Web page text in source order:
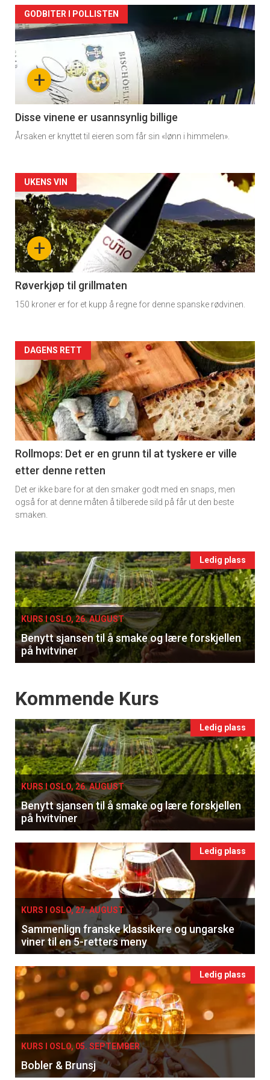
×
Få ukentlige nyhetsbrev fra
Apéritif
Vi tilbyr flere ukentlige nyhetsbrev. Du
kan fritt velge hvilke du ønsker å få
tilsendt.
Artikler
detail
-
section
11
Dagens
rett
+
GODBITER I POLLISTEN
Disse vinene er usannsynlig billige
Årsaken er knyttet til eieren som får sin «lønn i himmelen».
Artikler
detail
-
section
11
Dagens
rett
2
+
UKENS VIN
Røverkjøp til grillmaten
150 kroner er for et kupp å regne for denne spanske rødvinen.
Artikler
detail
-
section
11
Ukens
vin
DAGENS RETT
Rollmops: Det er en grunn til at tyskere er ville
etter denne retten
Det er ikke bare for at den smaker godt med en snaps, men
også for at denne måten å tilberede sild på får ut den beste
smaken.
Events
single
Ledig plass
KURS I OSLO, 26. AUGUST
Benytt sjansen til å smake og lære forskjellen
på hvitviner
Events
Kommende Kurs
Ledig plass
KURS I OSLO, 26. AUGUST
Benytt sjansen til å smake og lære forskjellen
på hvitviner
Ledig plass
KURS I OSLO, 27. AUGUST
Sammenlign franske klassikere og ungarske
viner til en 5-retters meny
Ledig plass
KURS I OSLO, 05. SEPTEMBER
Bobler & Brunsj